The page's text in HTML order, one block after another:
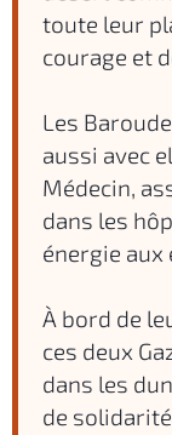
toute leur
courage et
Les
aussi avec
Médecin,
dans les
énergie aux
À bord de
ces deux
dans les
de solidarité